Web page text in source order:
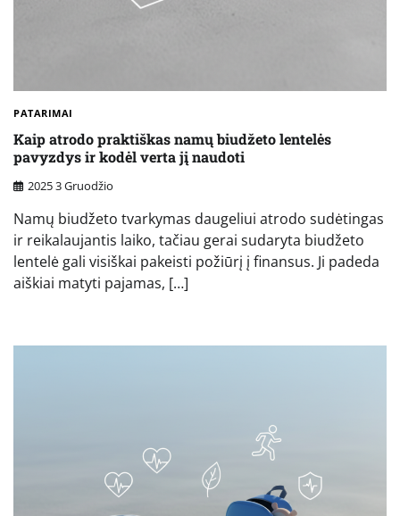
PATARIMAI
Kaip atrodo praktiškas namų biudžeto lentelės
pavyzdys ir kodėl verta jį naudoti
2025 3 Gruodžio
Namų biudžeto tvarkymas daugeliui atrodo sudėtingas
ir reikalaujantis laiko, tačiau gerai sudaryta biudžeto
lentelė gali visiškai pakeisti požiūrį į finansus. Ji padeda
aiškiai matyti pajamas, […]